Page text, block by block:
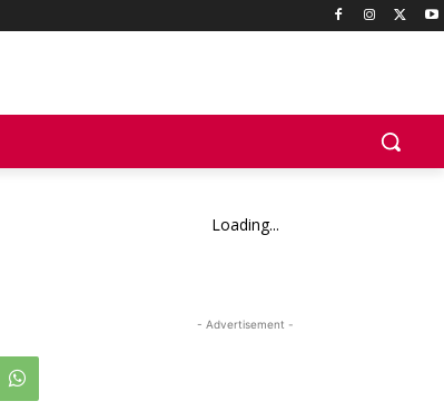
Loading...
- Advertisement -